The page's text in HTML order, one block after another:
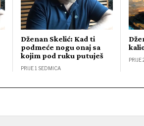
Dženan Skelić: Kad ti
podmeće nogu onaj sa
kojim pod ruku putuješ
PRIJE 1 SEDMICA
PRIJE